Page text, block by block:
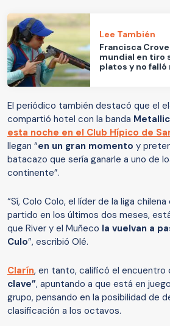
Lee También
Francisca
mundial en tiro
platos y no falló
El periódico también destacó que el
compartió hotel con la banda
esta noche en el Club Hípico de
llegan “en un gran momento y
batacazo que sería ganarle a uno de
continente”.
“Sí, Colo Colo, el líder de la liga
partido en los últimos dos meses,
que River y el Muñeco la vuelvan a
Culo”, escribió Olé.
Clarín, en tanto, calificó el encuentro
clave”, apuntando a que está en
grupo, pensando en la posibilidad de
clasificación a los octavos.